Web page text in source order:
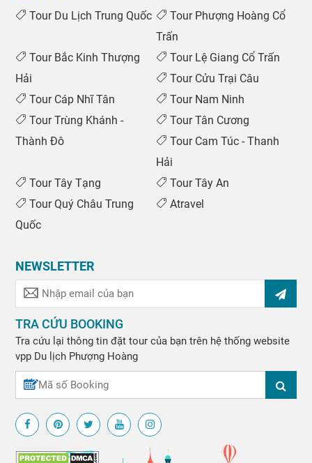
Tour Du Lịch Trung Quốc
Tour Phượng Hoàng Cổ
Trấn
Tour Bắc Kinh Thượng
Hải
Tour Lệ Giang Cổ Trấn
Tour Cửu Trại Câu
Tour Cáp Nhĩ Tân
Tour Nam Ninh
Tour Trùng Khánh -
Thành Đô
Tour Tân Cương
Tour Cam Túc - Thanh
Hải
Tour Tây Tạng
Tour Tây An
Tour Quý Châu Trung
Quốc
Atravel
NEWSLETTER
TRA CỨU BOOKING
Tra cứu lại thông tin đặt tour của bạn trên hệ thống website
vpp Du lịch Phượng Hoàng